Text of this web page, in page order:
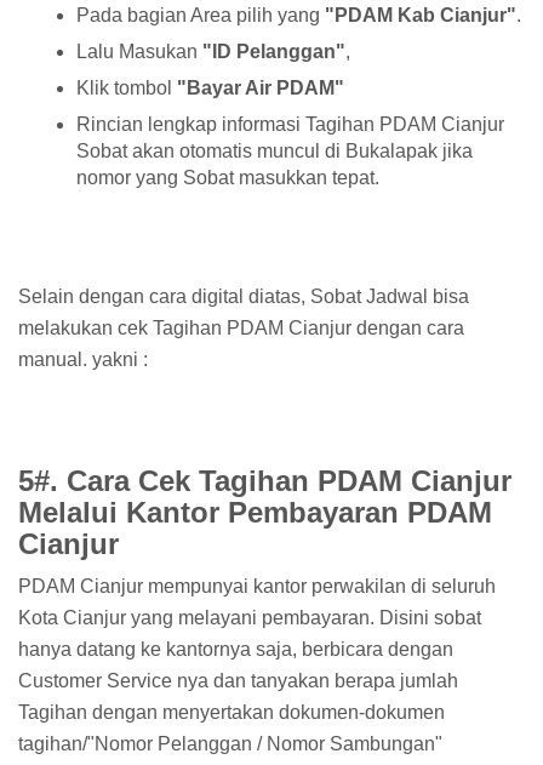
Pada bagian Area pilih yang "PDAM Kab Cianjur".
Lalu Masukan "ID Pelanggan",
Klik tombol "Bayar Air PDAM"
Rincian lengkap informasi Tagihan PDAM Cianjur
Sobat akan otomatis muncul di Bukalapak jika
nomor yang Sobat masukkan tepat.
Selain dengan cara digital diatas, Sobat Jadwal bisa
melakukan cek Tagihan PDAM Cianjur dengan cara
manual. yakni :
5#. Cara Cek Tagihan PDAM Cianjur
Melalui Kantor Pembayaran PDAM
Cianjur
PDAM Cianjur mempunyai kantor perwakilan di seluruh
Kota Cianjur yang melayani pembayaran. Disini sobat
hanya datang ke kantornya saja, berbicara dengan
Customer Service nya dan tanyakan berapa jumlah
Tagihan dengan menyertakan dokumen-dokumen
tagihan/"Nomor Pelanggan / Nomor Sambungan"